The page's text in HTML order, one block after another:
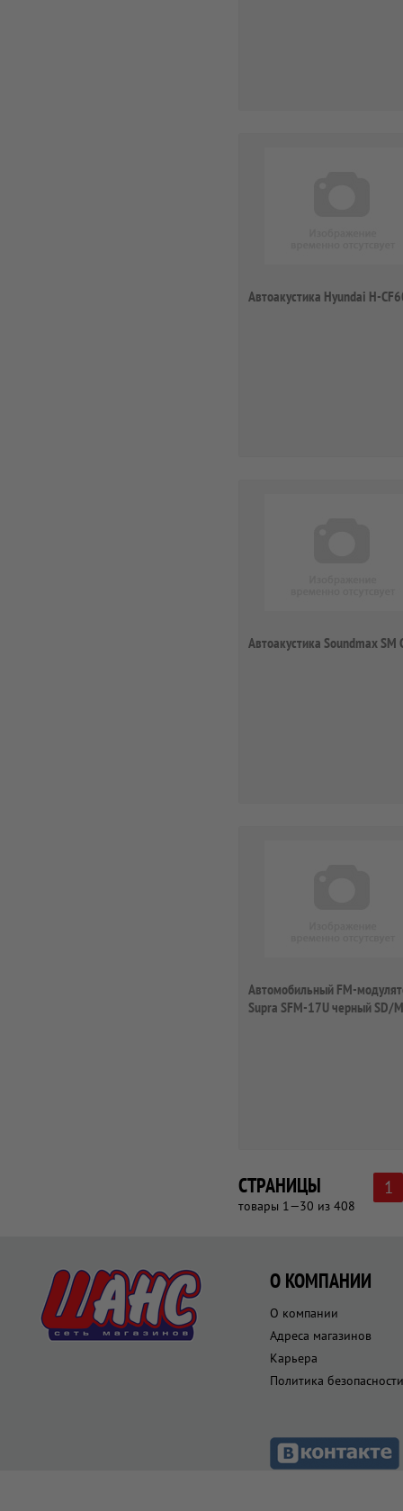
Автоакустика Hyundai H-
Автоакустика Soundmax SM
Автомобильный FM-
Supra SFM-17U черный SD/
СТРАНИЦЫ
товары 1—30 из 408
1
О КОМПАНИИ
О компании
Адреса магазинов
Карьера
Политика безопасности